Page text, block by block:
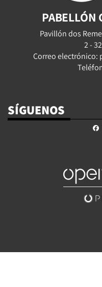
PABELLÓN
Pavillón dos
2 -
Correo electrónico:
SÍGUENOS